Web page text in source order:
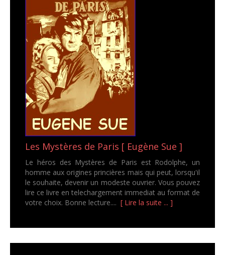
Les Mystères de Paris [ Eugène Sue ]
Le héros des Mystères de Paris est Rodolphe, un
homme aux origines princières mais qui peut, lorsqu'il
le souhaite, devenir un modeste ouvrier. Vous pouvez
lire ce livre en telechargement immediat au format de
votre choix. Bonne lecture.... [ Lire la suite ... ]